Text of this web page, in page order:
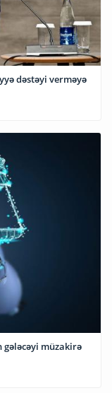
dəstəyi verməyə
gələcəyi müzakirə